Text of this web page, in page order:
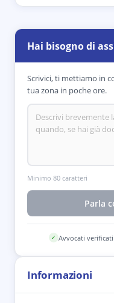
Hai bisogno di
Scrivici, ti mettiamo in
tua zona in poche ore.
Minimo 80 caratteri
Parla
✓ Avvocati verificati
Informazioni